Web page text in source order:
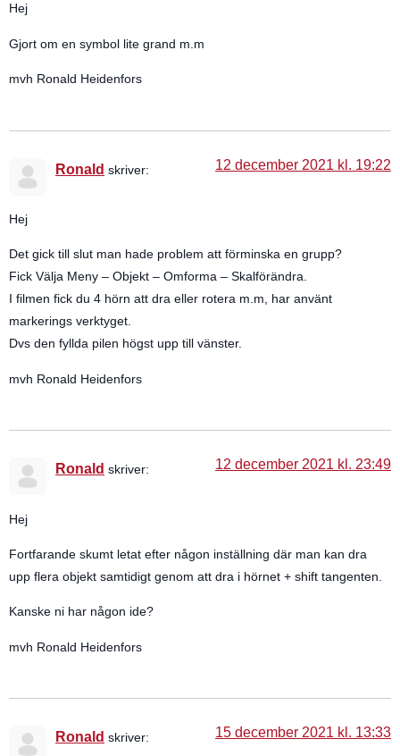
Hej
Gjort om en symbol lite grand m.m
mvh Ronald Heidenfors
Ronald skriver: 12 december 2021 kl. 19:22
Hej
Det gick till slut man hade problem att förminska en grupp?
Fick Välja Meny – Objekt – Omforma – Skalförändra.
I filmen fick du 4 hörn att dra eller rotera m.m, har använt
markerings verktyget.
Dvs den fyllda pilen högst upp till vänster.
mvh Ronald Heidenfors
Ronald skriver: 12 december 2021 kl. 23:49
Hej
Fortfarande skumt letat efter någon inställning där man kan dra
upp flera objekt samtidigt genom att dra i hörnet + shift tangenten.
Kanske ni har någon ide?
mvh Ronald Heidenfors
Ronald skriver: 15 december 2021 kl. 13:33